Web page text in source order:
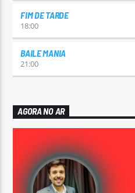
FIM DE TARDE
18:00
BAILE MANIA
21:00
AGORA NO AR